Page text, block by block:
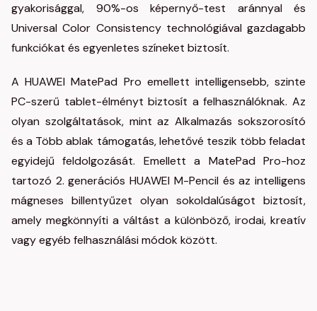
gyakorisággal, 90%-os képernyő-test aránnyal és
Universal Color Consistency technológiával gazdagabb
funkciókat és egyenletes színeket biztosít.
A HUAWEI MatePad Pro emellett intelligensebb, szinte
PC-szerű tablet-élményt biztosít a felhasználóknak. Az
olyan szolgáltatások, mint az Alkalmazás sokszorosító
és a Több ablak támogatás, lehetővé teszik több feladat
egyidejű feldolgozását. Emellett a MatePad Pro-hoz
tartozó 2. generációs HUAWEI M-Pencil és az intelligens
mágneses billentyűzet olyan sokoldalúságot biztosít,
amely megkönnyíti a váltást a különböző, irodai, kreatív
vagy egyéb felhasználási módok között.